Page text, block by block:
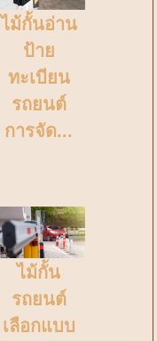
ไม้กั้นอ่าน
ป้าย
ทะเบียน
รถยนต์
การจัด...
ไม้กั้น
รถยนต์
เลือกแบบ